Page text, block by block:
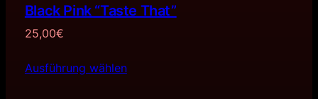
Black Pink “Taste That”
25,00€
Ausführung wählen